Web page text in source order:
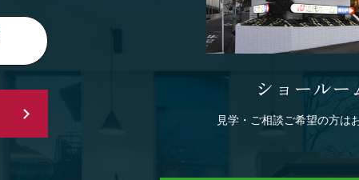
ショール
見学・ご相談ご希望の方は